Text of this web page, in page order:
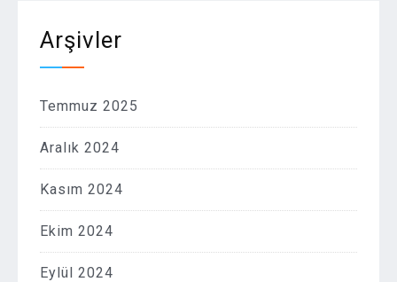
Arşivler
Temmuz 2025
Aralık 2024
Kasım 2024
Ekim 2024
Eylül 2024